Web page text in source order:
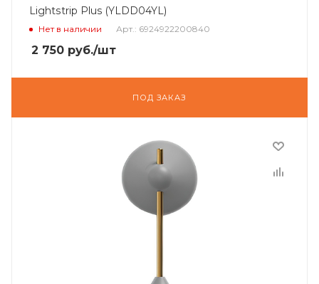
Lightstrip Plus (YLDD04YL)
Нет в наличии Арт.: 6924922200840
2 750 руб./шт
ПОД ЗАКАЗ